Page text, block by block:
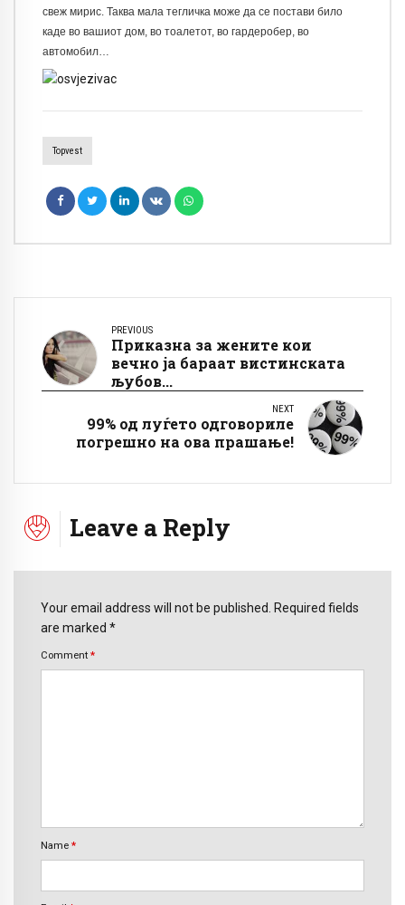
свеж мирис. Таква мала тегличка може да се постави било
каде во вашиот дом, во тоалетот, во гардеробер, во
автомобил…
Topvest
PREVIOUS
Приказна за жените кои
вечно ја бараат вистинската
љубов...
NEXT
99% од луѓето одговориле
погрешно на ова прашање!
Leave a Reply
Your email address will not be published. Required fields
are marked *
Comment *
Name *